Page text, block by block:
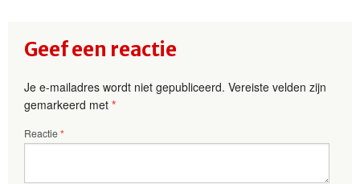
Geef een reactie
Je e-mailadres wordt niet gepubliceerd. Vereiste velden zijn
gemarkeerd met *
Reactie*